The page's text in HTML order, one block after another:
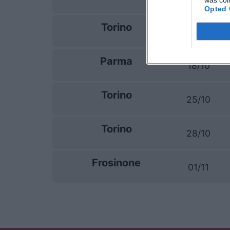
Opted
Torino
Parma 18/10
Torino 25/10
Torino 28/10
Frosinone 01/11